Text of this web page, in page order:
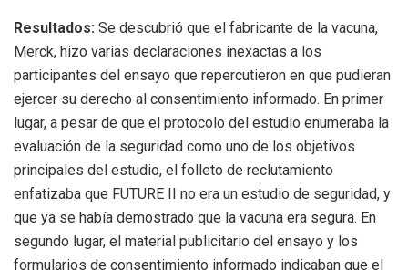
Resultados: Se descubrió que el fabricante de la vacuna,
Merck, hizo varias declaraciones inexactas a los
participantes del ensayo que repercutieron en que pudieran
ejercer su derecho al consentimiento informado. En primer
lugar, a pesar de que el protocolo del estudio enumeraba la
evaluación de la seguridad como uno de los objetivos
principales del estudio, el folleto de reclutamiento
enfatizaba que FUTURE II no era un estudio de seguridad, y
que ya se había demostrado que la vacuna era segura. En
segundo lugar, el material publicitario del ensayo y los
formularios de consentimiento informado indicaban que el